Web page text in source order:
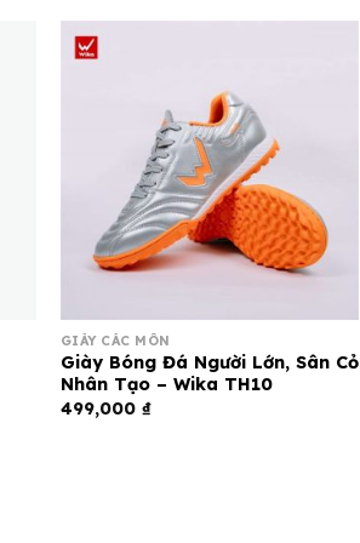
GIÀY CÁC MÔN
Giày Bóng Đá Người Lớn, Sân Cỏ
Nhân Tạo – Wika TH10
499,000 ₫